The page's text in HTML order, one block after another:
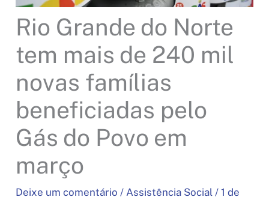
Rio Grande do Norte
tem mais de 240 mil
novas famílias
beneficiadas pelo
Gás do Povo em
março
Deixe um comentário /Assistência Social /1 de